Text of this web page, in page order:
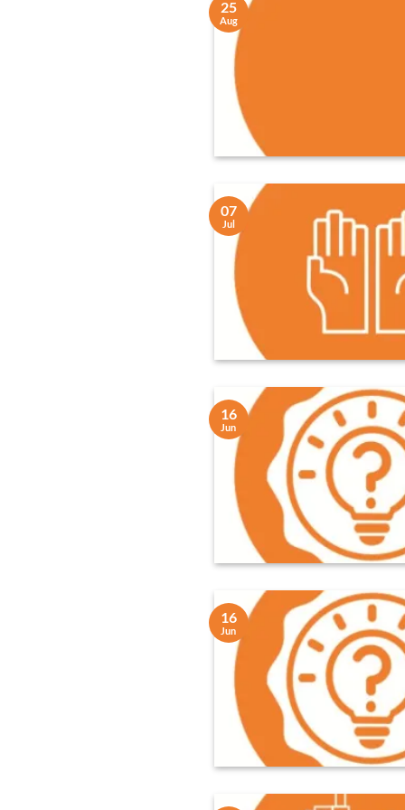
25
Aug
07
Jul
16
Jun
16
Jun